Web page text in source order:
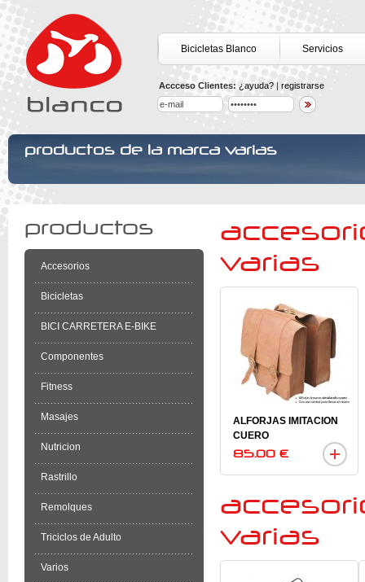
Bicicletas Blanco Servicios
Accceso Clientes: ¿ayuda? | registrarse
productos de la marca varias
productos
Accesorios
Bicicletas
BICI CARRETERA E-BIKE
Componentes
Fitness
Masajes
Nutricion
Rastrillo
Remolques
Triciclos de Adulto
Varios
varias
ALFORJAS IMITACION
CUERO
85.00 €
varias